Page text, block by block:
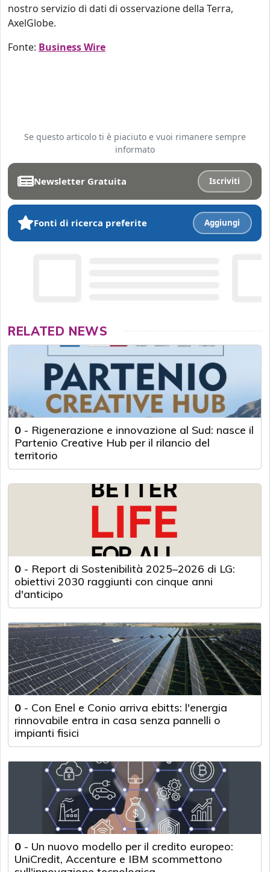
nostro servizio di dati di osservazione della Terra,
AxelGlobe.
Fonte: Business Wire
Se questo articolo ti è piaciuto e vuoi rimanere sempre
informato
Newsletter Gratuita Iscriviti
Fonti di ricerca preferite Aggiungi
RELATED NEWS
0 - Rigenerazione e innovazione al Sud: nasce il
Partenio Creative Hub per il rilancio del
territorio
0 - Report di Sostenibilità 2025–2026 di LG:
obiettivi 2030 raggiunti con cinque anni
d'anticipo
0 - Con Enel e Conio arriva ebitts: l'energia
rinnovabile entra in casa senza pannelli o
impianti fisici
0 - Un nuovo modello per il credito europeo:
UniCredit, Accenture e IBM scommettono